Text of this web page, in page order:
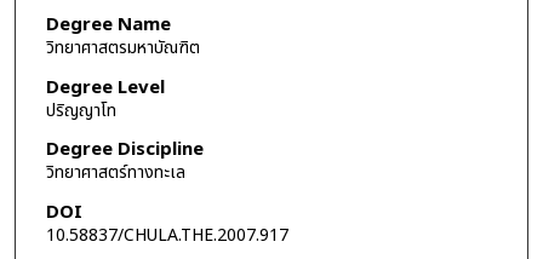
Degree Name
วิทยาศาสตรมหาบัณฑิต
Degree Level
ปริญญาโท
Degree Discipline
วิทยาศาสตร์ทางทะเล
DOI
10.58837/CHULA.THE.2007.917